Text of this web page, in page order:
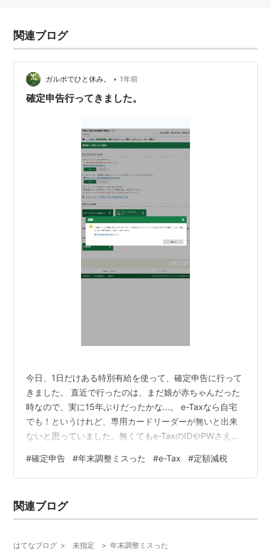
関連ブログ
ガルボでひと休み。 • 1年前
確定申告行ってきました。
今日、1日だけある特別有給を使って、確定申告に行って
きました。 直近で行ったのは、まだ娘が赤ちゃんだった
時なので、実に15年ぶりだったかな...。 e-Taxなら自宅
でも！というけれど、専用カードリーダーが無いと出来
ないと思っていました。無くてもe-TaxのIDやPWさえ分
くのド素人。今ならスマホでも出来ると言われて会場
（地元の税務署）でスマホ出して操作してみましたが、
「PC使えるのでそっちでやりたい」と言って、PCコーナ
ーに誘導してもらいました。 職員さんは以外と親切な
#確定申告 #年末調整ミスった #e-Tax #定額減税
関連ブログ
はてなブログ > 未指定 > 年末調整ミスった